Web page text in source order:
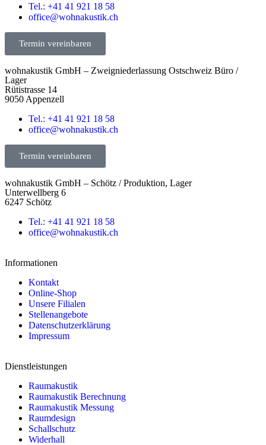
Tel.: +41 41 921 18 58
office@wohnakustik.ch
Termin vereinbaren
wohnakustik GmbH – Zweigniederlassung Ostschweiz Büro /
Lager
Rütistrasse 14
9050 Appenzell
Tel.: +41 41 921 18 58
office@wohnakustik.ch
Termin vereinbaren
wohnakustik GmbH – Schötz / Produktion, Lager
Unterwellberg 6
6247 Schötz
Tel.: +41 41 921 18 58
office@wohnakustik.ch
Informationen
Kontakt
Online-Shop
Unsere Filialen
Stellenangebote
Datenschutzerklärung
Impressum
Dienstleistungen
Raumakustik
Raumakustik Berechnung
Raumakustik Messung
Raumdesign
Schallschutz
Widerhall